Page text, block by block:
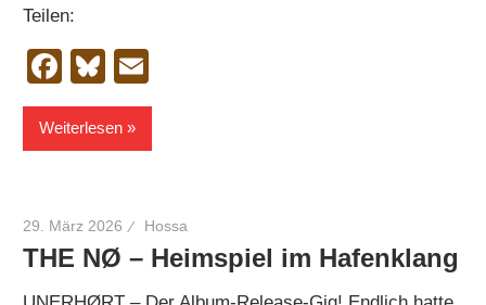
Teilen:
Facebook
Bluesky
Weiterlesen
29. März 2026 Hossa
THE NØ – Heimspiel im Hafenklang